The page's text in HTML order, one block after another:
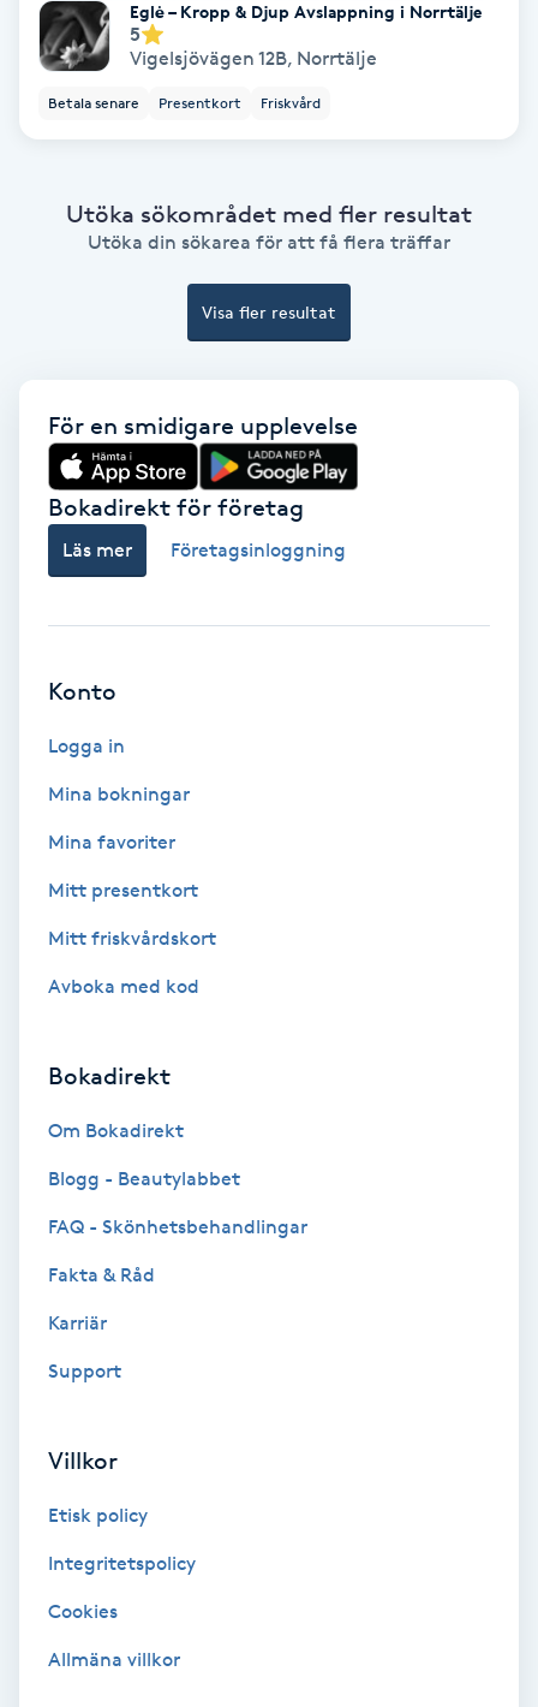
Gravidmassage
Gua Sha-massage
Healing
Herrklippning
Hot yoga
Hudföryngring
Hudvård
Hyperhidros
Hypnos
Hårbottenbehandling
Hårvård
Hälsa
Eglė – Kropp & Djup Avslappning i Norrtälje
5
Vigelsjövägen 12B, Norrtälje
Betala senare Presentkort Friskvård
Utöka sökområdet med fler resultat
Utöka din sökarea för att få flera träffar
Visa fler resultat
För en smidigare upplevelse
Bokadirekt för företag
Läs mer Företagsinloggning
Konto
Logga in
Mina bokningar
Mina favoriter
Mitt presentkort
Mitt friskvårdskort
Avboka med kod
Bokadirekt
Om Bokadirekt
Blogg - Beautylabbet
FAQ - Skönhetsbehandlingar
Fakta & Råd
Karriär
Support
Villkor
Etisk policy
Integritetspolicy
Cookies
Allmäna villkor